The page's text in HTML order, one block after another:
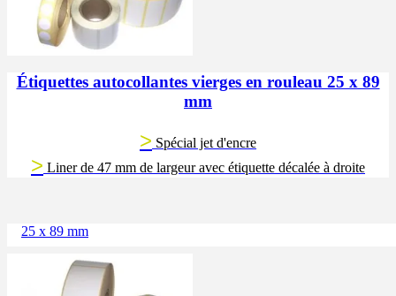
Étiquettes autocollantes vierges en rouleau 25 x 89
mm
> Spécial jet d'encre
> Liner de 47 mm de largeur avec étiquette décalée à droite
25 x 89 mm